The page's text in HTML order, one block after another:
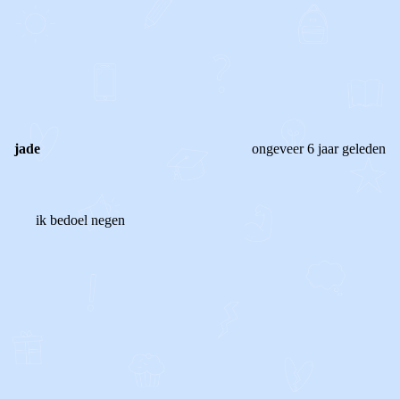
jade ongeveer 6 jaar geleden
ik bedoel negen